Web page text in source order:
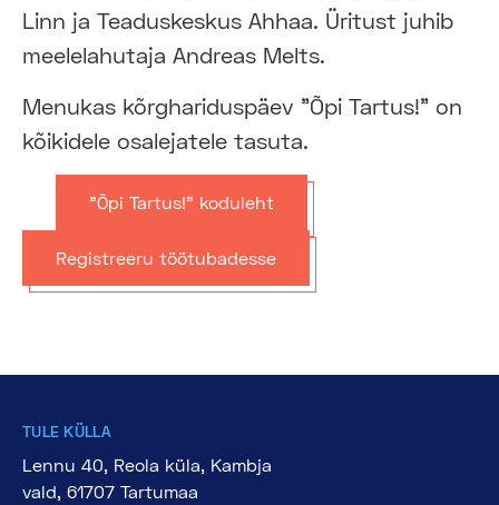
Linn ja Teaduskeskus Ahhaa. Üritust juhib
meelelahutaja Andreas Melts.
Menukas kõrghariduspäev "Õpi Tartus!" on
kõikidele osalejatele tasuta.
"Õpi Tartus!" koduleht
Registreeru töötubadesse
TULE KÜLLA
Lennu 40, Reola küla, Kambja
vald, 61707 Tartumaa